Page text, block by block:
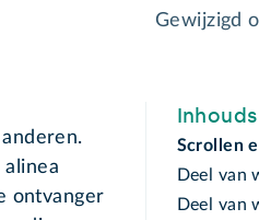
Gewijzigd
ontvanger
Scrollen
Deel van
Deel van